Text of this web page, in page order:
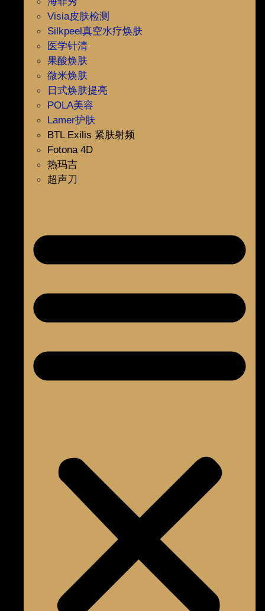
Visia皮肤检测
Silkpeel真空水疗焕肤
医学针清
果酸焕肤
微米焕肤
日式焕肤提亮
POLA美容
Lamer护肤
BTL Exilis 紧肤射频
Fotona 4D
热玛吉
超声刀